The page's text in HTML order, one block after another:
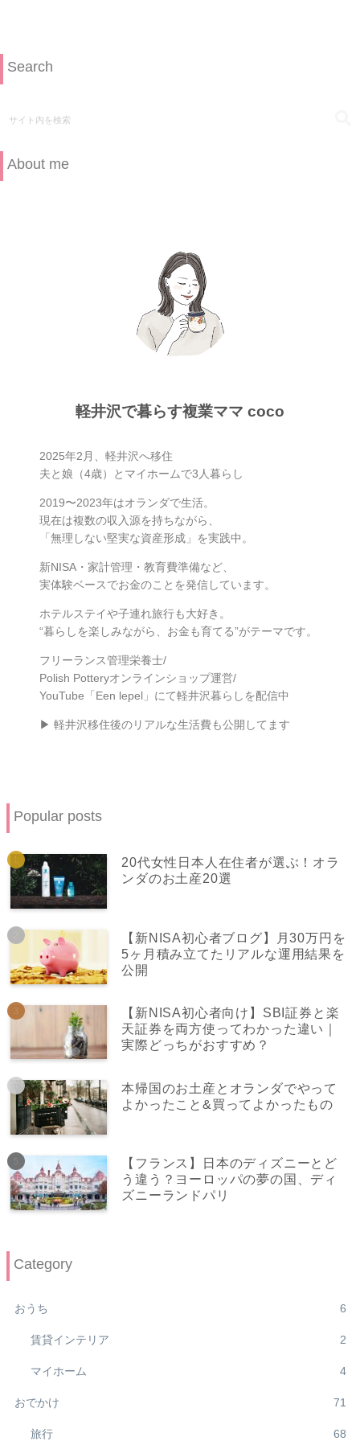
Search
About me
軽井沢で暮らす複業ママ coco
2025年2月、軽井沢へ移住
夫と娘（4歳）とマイホームで3人暮らし
2019〜2023年はオランダで生活。
現在は複数の収入源を持ちながら、
「無理しない堅実な資産形成」を実践中。
新NISA・家計管理・教育費準備など、
実体験ベースでお金のことを発信しています。
ホテルステイや子連れ旅行も大好き。
“暮らしを楽しみながら、お金も育てる”がテーマです。
フリーランス管理栄養士/
Polish Potteryオンラインショップ運営/
YouTube「Een lepel」にて軽井沢暮らしを配信中
▶ 軽井沢移住後のリアルな生活費も公開してます
Popular posts
20代女性日本人在住者が選ぶ！オラ
ンダのお土産20選
【新NISA初心者ブログ】月30万円を
5ヶ月積み立てたリアルな運用結果を
公開
【新NISA初心者向け】SBI証券と楽
天証券を両方使ってわかった違い｜
実際どっちがおすすめ？
本帰国のお土産とオランダでやって
よかったこと&買ってよかったもの
【フランス】日本のディズニーとど
う違う？ヨーロッパの夢の国、ディ
ズニーランドパリ
Category
おうち 6
賃貸インテリア 2
マイホーム 4
おでかけ 71
旅行 68